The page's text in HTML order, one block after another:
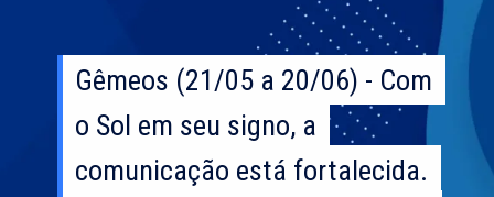
Gêmeos (21/05 a 20/06) - Com
o Sol em seu signo, a
comunicação está fortalecida.
Gêmeos (21/05 a 20/06) - Com
o Sol em seu signo, a
comunicação está fortalecida.